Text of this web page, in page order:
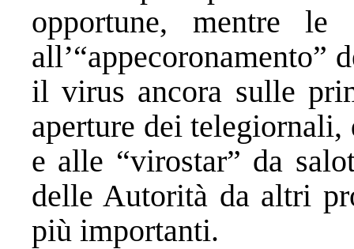
opportune, mentre le
all’“appecoronamento”
il virus ancora sulle
aperture dei
e alle “virostar” da
delle Autorità da altri
più importanti.